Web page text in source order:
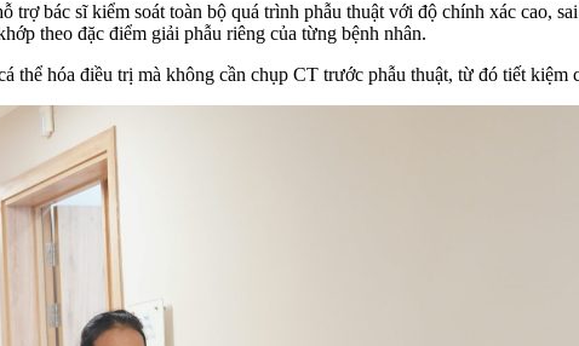
bác sĩ kiểm soát toàn bộ quá trình phẫu thuật với độ chính xác cao,
theo đặc điểm giải phẫu riêng của từng bệnh nhân.
hóa điều trị mà không cần chụp CT trước phẫu thuật, từ đó tiết kiệm